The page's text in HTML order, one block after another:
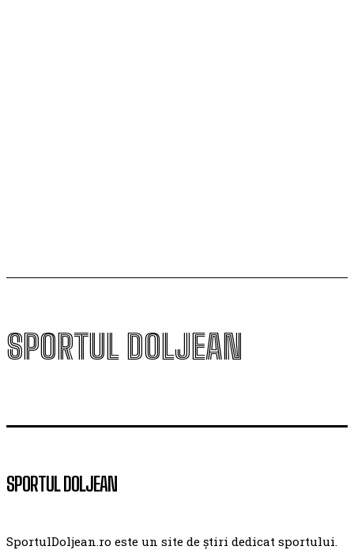
SPORTUL DOLJEAN
SPORTUL DOLJEAN
SportulDoljean.ro este un site de știri dedicat sportului.